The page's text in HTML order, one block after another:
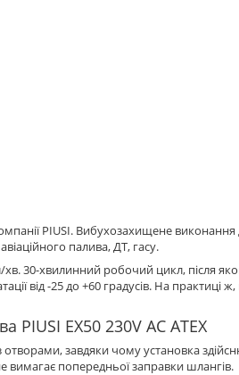
PIUSI. Вибухозахищене
палива, ДТ, гасу.
30-хвилинний робочий цикл, після
від -25 до +60 градусів. На практиці
PIUSI EX50 230V AC ATEX
завдяки чому установка
вимагає попередньої заправки шлангів.